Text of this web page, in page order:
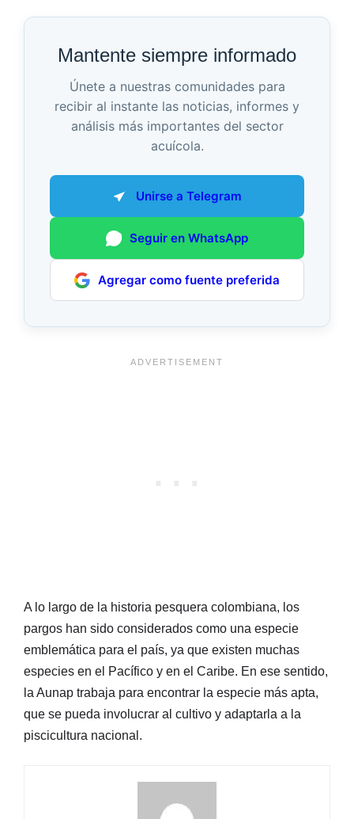
Mantente siempre informado
Únete a nuestras comunidades para
recibir al instante las noticias, informes y
análisis más importantes del sector
acuícola.
Unirse a Telegram
Seguir en WhatsApp
Agregar como fuente preferida
A lo largo de la historia pesquera colombiana, los
pargos han sido considerados como una especie
emblemática para el país, ya que existen muchas
especies en el Pacífico y en el Caribe. En ese sentido,
la Aunap trabaja para encontrar la especie más apta,
que se pueda involucrar al cultivo y adaptarla a la
piscicultura nacional.